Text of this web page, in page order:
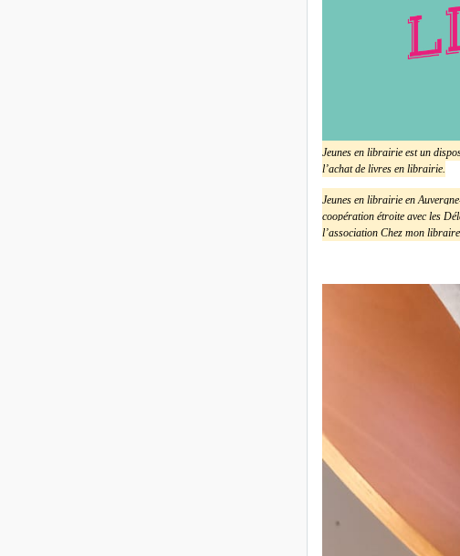
Jeunes en librairie est un
l’achat de livres en librairie.
Jeunes en librairie en
coopération étroite avec les
l’association Chez mon